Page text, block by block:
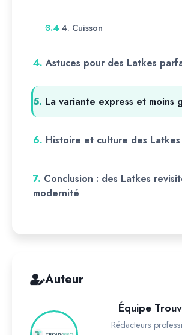
3.4 4. Cuisson
4. Astuces pour des Latkes
5. La variante express et moins
6. Histoire et culture des Latkes
7. Conclusion : des Latkes
modernité
Auteur
Équipe
Rédacteurs